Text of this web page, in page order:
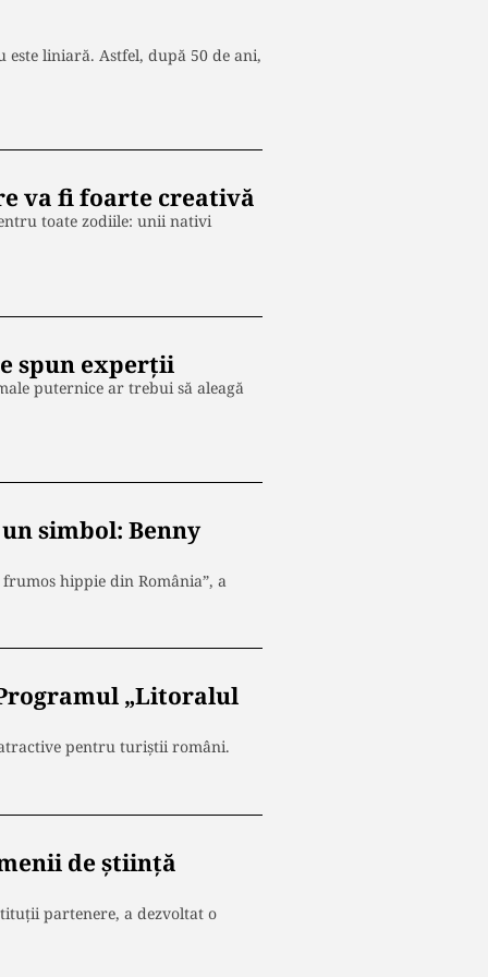
liniară. Astfel, după 50 de ani,
va fi foarte creativă
toate zodiile: unii nativi
spun experții
puternice ar trebui să aleagă
simbol: Benny
hippie din România”, a
„Litoralul
pentru turiștii români.
de știință
partenere, a dezvoltat o